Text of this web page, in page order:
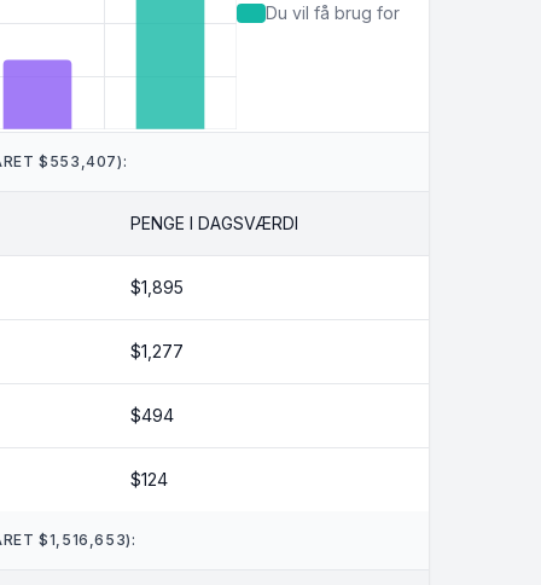
Du vil få brug for
$553,407):
PENGE I DAGSVÆRDI
$1,895
$1,277
$494
$124
$1,516,653):